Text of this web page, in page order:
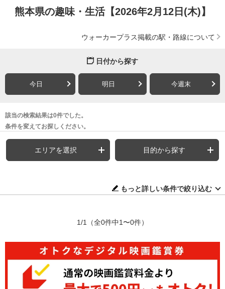
熊本県の趣味・生活【2026年2月12日(木)】
ウォーカープラス掲載の駅・路線について
日付から探す
今日 明日 今週末
該当の検索結果は0件でした。
条件を変えてお探しください。
エリアを選択 目的から探す
もっと詳しい条件で絞り込む
1/1 （全0件中1〜0件）